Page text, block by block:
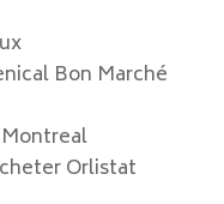
Bon Marché
Orlistat